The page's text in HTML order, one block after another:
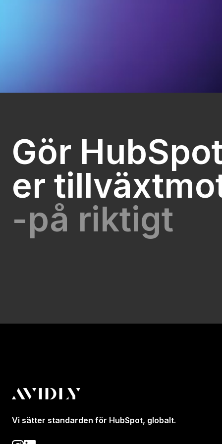
Gör
er
-på riktigt
Vi sätter standarden för HubSpot, globalt.